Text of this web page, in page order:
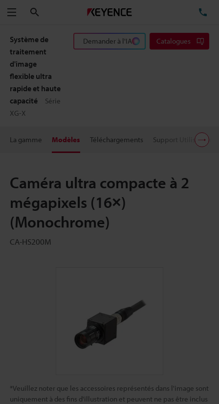
Menu
Système de
traitement
d'image
flexible ultra
rapide et haute
capacité
Série
XG-X
Demander à l'IA Catalogues
La gamme Modèles Téléchargements Support Utilisateur
Caméra ultra compacte à 2
mégapixels (16×)
(Monochrome)
CA-HS200M
*Veuillez noter que les accessoires représentés dans l'image sont
uniquement à des fins d'illustration et peuvent ne pas être inclus